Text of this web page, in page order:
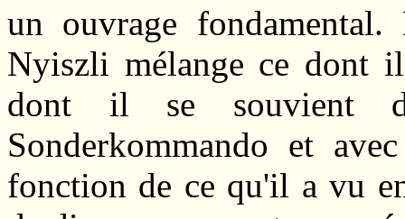
un ouvrage
Nyiszli mélange ce dont
dont il se souvient
Sonderkommando et
fonction de ce qu'il a vu